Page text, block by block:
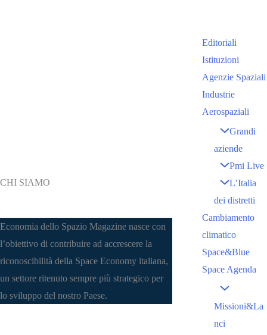
CHI SIAMO
Economia dello Spazio Magazine nasce con
l’obiettivo di contribuire ad accrescere la
riconoscibilità della Space Economy italiana,
un settore ritenuto sempre più strategico per
lo sviluppo del nostro Paese.
Editoriali
Istituzioni
Agenzie Spaziali
Industrie
Aerospaziali
Grandi
aziende
Pmi Live
L’Italia
dei distretti
Cambiamento
climatico
Space&Blue
Space Agenda
Missioni&La
nci